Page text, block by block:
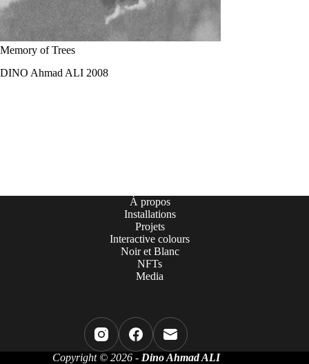
Memory of Trees
DINO Ahmad ALI 2008
À propos
Installations
Projets
Interactive colours
Noir et Blanc
NFTs
Media
Copyright © 2026 - Dino Ahmad ALI